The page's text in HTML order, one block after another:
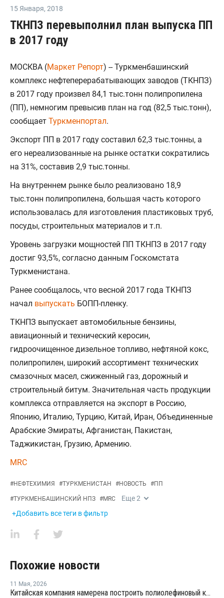
15 Января, 2018
ТКНПЗ перевыполнил план выпуска ПП
в 2017 году
МОСКВА (Маркет Репорт) -- Туркменбашинский
комплекс нефтеперерабатывающих заводов (ТКНПЗ)
в 2017 году произвел 84,1 тыс.тонн полипропилена
(ПП), немногим превысив план на год (82,5 тыс.тонн),
сообщает Туркменпортал.
Экспорт ПП в 2017 году составил 62,3 тыс.тонны, а
его нереализованные на рынке остатки сократились
на 31%, составив 2,9 тыс.тонны.
На внутреннем рынке было реализовано 18,9
тыс.тонн полипропилена, большая часть которого
использовалась для изготовления пластиковых труб,
посуды, строительных материалов и т.п.
Уровень загрузки мощностей ПП ТКНПЗ в 2017 году
достиг 93,5%, согласно данным Госкомстата
Туркменистана.
Ранее сообщалось, что весной 2017 года ТКНПЗ
начал выпускать БОПП-пленку.
ТКНПЗ выпускает автомобильные бензины,
авиационный и технический керосин,
гидроочищенное дизельное топливо, нефтяной кокс,
полипропилен, широкий ассортимент технических
смазочных масел, сжиженный газ, дорожный и
строительный битум. Значительная часть продукции
комплекса отправляется на экспорт в Россию,
Японию, Италию, Турцию, Китай, Иран, Объединенные
Арабские Эмираты, Афганистан, Пакистан,
Таджикистан, Грузию, Армению.
MRC
#НЕФТЕХИМИЯ #ТУРКМЕНИСТАН #НОВОСТЬ #ПП
#ТУРКМЕНБАШИНСКИЙ НПЗ #MRC Еще2
+Добавить все теги в фильтр
Похожие новости
11 Мая, 2026
Китайская компания намерена построить полиолефиновый комплекс в Туркменистане